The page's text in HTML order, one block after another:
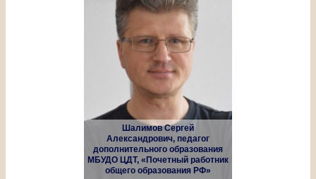
Шалимов Сергей
Александрович, педагог
дополнительного образования
МБУДО ЦДТ, «Почетный работник
общего образования РФ»